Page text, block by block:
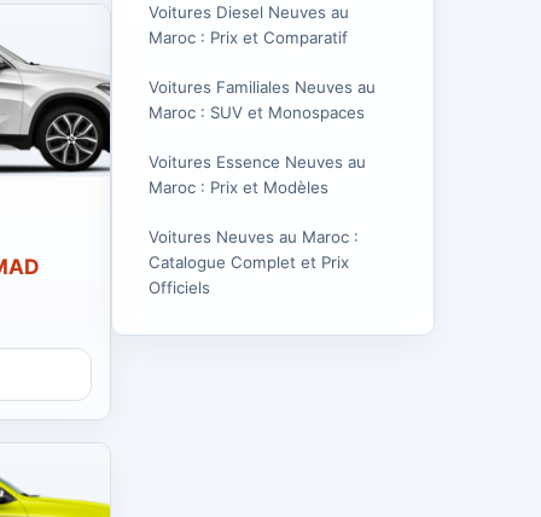
Voitures Diesel Neuves au
Maroc : Prix et Comparatif
Voitures Familiales Neuves au
Maroc : SUV et Monospaces
Voitures Essence Neuves au
Maroc : Prix et Modèles
Voitures Neuves au Maroc :
Catalogue Complet et Prix
Officiels